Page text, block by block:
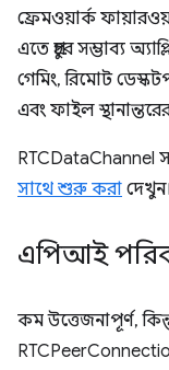
ফ্রেমওয়ার্ক
এতে প্রচুর সম্ভাব্য
গেমিং, রিমোট
এবং ফাইল
RTCDataChannel
সাথে শুরু করা
এপিআই
কম উত্তেজনাপূর্ণ,